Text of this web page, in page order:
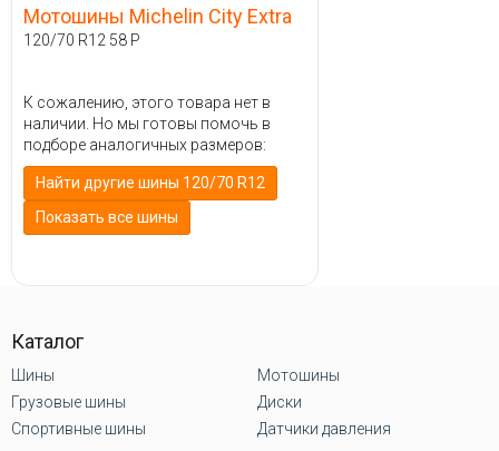
Мотошины Michelin City Extra
120/70 R12 58 P
К сожалению, этого товара нет в
наличии. Но мы готовы помочь в
подборе аналогичных размеров:
Найти другие шины 120/70 R12
Показать все шины
Каталог
Шины
Грузовые шины
Спортивные шины
Мотошины
Диски
Датчики давления